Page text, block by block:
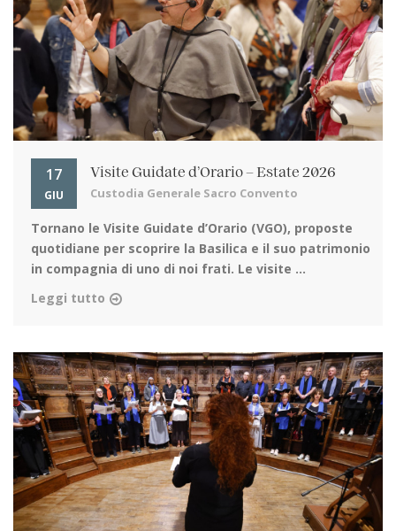
17
GIU
Visite Guidate d’Orario – Estate 2026
Custodia Generale Sacro Convento
Tornano le Visite Guidate d’Orario (VGO), proposte
quotidiane per scoprire la Basilica e il suo patrimonio
in compagnia di uno di noi frati. Le visite ...
Leggi tutto